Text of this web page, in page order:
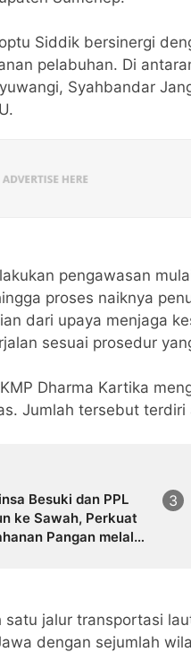
Siddik bersinergi
pelabuhan. Di
Syahbandar
pengawasan
proses naiknya
dari upaya menjaga
sesuai prosedur
Dharma Kartika
Jumlah tersebut
Besuki dan PPL
ke Sawah, Perkuat
Pangan melalui
jalur transportasi
dengan sejumlah